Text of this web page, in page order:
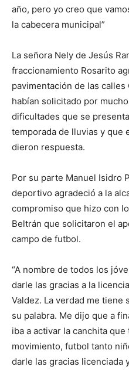
año, pero yo creo que
la cabecera municipal”
La señora Nely de Jesús
fraccionamiento Rosarito
pavimentación de las calles
habían solicitado por
dificultades que se
temporada de lluvias y que
dieron respuesta.
Por su parte Manuel Isidro
deportivo agradeció a la
compromiso que hizo con
Beltrán que solicitaron el
campo de futbol.
“A nombre de todos los
darle las gracias a la
Valdez. La verdad me
su palabra. Me dijo que a
iba a activar la canchita
movimiento, futbol tanto
darle las gracias licenciada